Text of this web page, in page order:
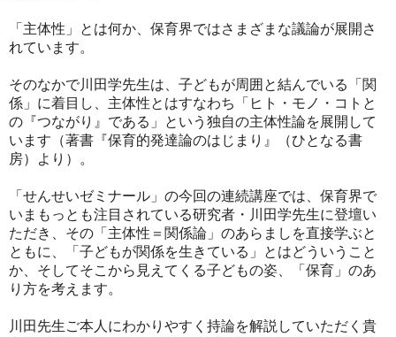
「主体性」とは何か、保育界ではさまざまな議論が展開さ
れています。
そのなかで川田学先生は、子どもが周囲と結んでいる「関
係」に着目し、主体性とはすなわち「ヒト・モノ・コトと
の『つながり』である」という独自の主体性論を展開して
います（著書『保育的発達論のはじまり』（ひとなる書
房）より）。
「せんせいゼミナール」の今回の連続講座では、保育界で
いまもっとも注目されている研究者・川田学先生に登壇い
ただき、その「主体性＝関係論」のあらましを直接学ぶと
ともに、「子どもが関係を生きている」とはどういうこと
か、そしてそこから見えてくる子どもの姿、「保育」のあ
り方を考えます。
川田先生ご本人にわかりやすく持論を解説していただく貴